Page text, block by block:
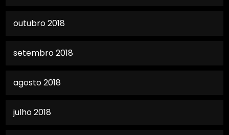
outubro 2018
setembro 2018
agosto 2018
julho 2018